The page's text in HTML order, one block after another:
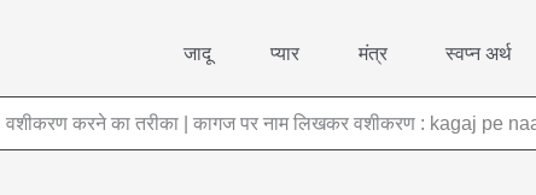
जादू प्यार मंत्र स्वप्न अर्थ
वशीकरण करने का तरीका | कागज पर नाम लिखकर वशीकरण : kagaj pe